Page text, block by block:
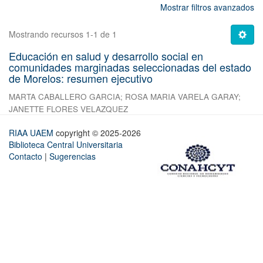
Mostrar filtros avanzados
Mostrando recursos 1-1 de 1
Educación en salud y desarrollo social en
comunidades marginadas seleccionadas del estado
de Morelos: resumen ejecutivo
MARTA CABALLERO GARCIA; ROSA MARIA VARELA GARAY;
JANETTE FLORES VELAZQUEZ
RIAA UAEM copyright © 2025-2026
Biblioteca Central Universitaria
Contacto | Sugerencias